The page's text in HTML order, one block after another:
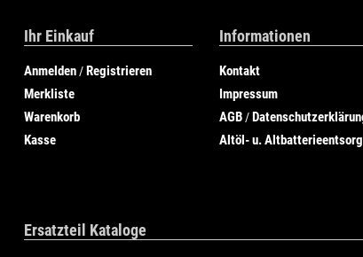
Ihr Einkauf
Anmelden /Registrieren
Merkliste
Warenkorb
Kasse
Informationen
Kontakt
Impressum
AGB /
Altöl- u.
Ersatzteil Kataloge